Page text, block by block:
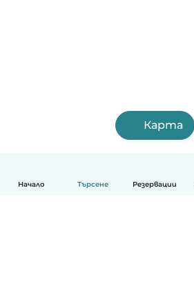
Начало Търсене Резервации
Карта